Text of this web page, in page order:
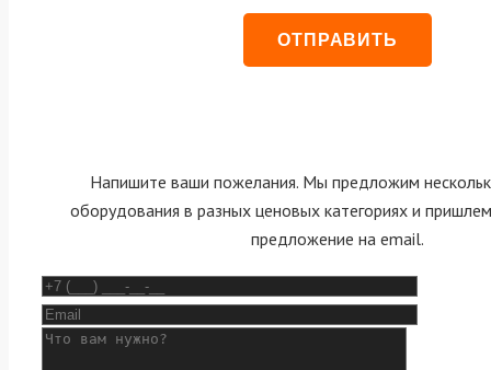
Напишите ваши пожелания. Мы предложим
оборудования в разных ценовых категориях и
предложение на email.